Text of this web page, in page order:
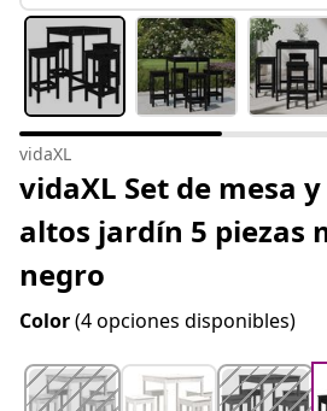
vidaXL
vidaXL Set de mesa
altos jardín 5 piezas
negro
Color(4 opciones disponibles)